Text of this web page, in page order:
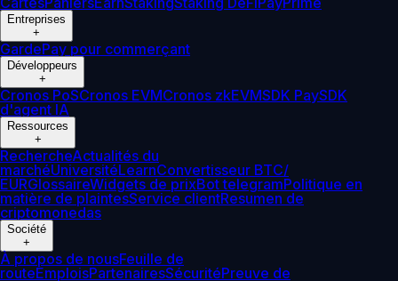
Entreprises
+
GardePay pour commerçant
Développeurs
+
Cronos PoSCronos EVMCronos zkEVMSDK PaySDK
d'agent IA
Ressources
+
RechercheActualités du
marchéUniversitéLearnConvertisseur BTC/
EURGlossaireWidgets de prixBot telegramPolitique en
matière de plaintesService clientResumen de
criptomonedas
Société
+
À propos de nousFeuille de
routeEmploisPartenairesSécuritéPreuve de